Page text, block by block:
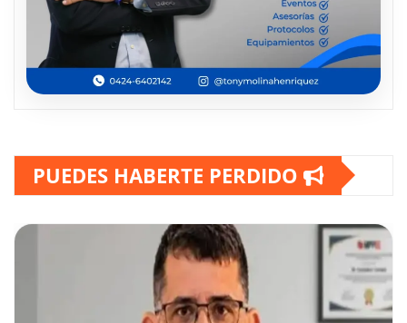
PUEDES HABERTE PERDIDO